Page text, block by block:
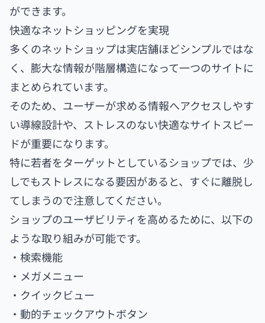
ができます。
快適なネットショッピングを実現
多くのネットショップは実店舗ほどシンプルではな
く、膨大な情報が階層構造になって一つのサイトに
まとめられています。
そのため、ユーザーが求める情報へアクセスしやす
い導線設計や、ストレスのない快適なサイトスピー
ドが重要になります。
特に若者をターゲットとしているショップでは、少
しでもストレスになる要因があると、すぐに離脱し
てしまうので注意してください。
ショップのユーザビリティを高めるために、以下の
ような取り組みが可能です。
・検索機能
・メガメニュー
・クイックビュー
・動的チェックアウトボタン